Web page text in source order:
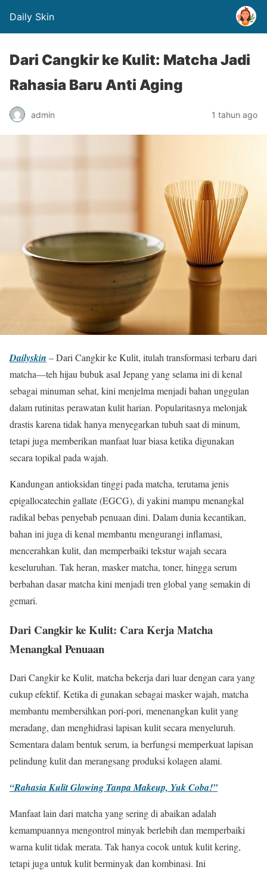
Daily Skin
Dari Cangkir ke Kulit: Matcha Jadi
Rahasia Baru Anti Aging
admin 1 tahun ago
Dailyskin – Dari Cangkir ke Kulit, itulah transformasi terbaru dari
matcha—teh hijau bubuk asal Jepang yang selama ini di kenal
sebagai minuman sehat, kini menjelma menjadi bahan unggulan
dalam rutinitas perawatan kulit harian. Popularitasnya melonjak
drastis karena tidak hanya menyegarkan tubuh saat di minum,
tetapi juga memberikan manfaat luar biasa ketika digunakan
secara topikal pada wajah.
Kandungan antioksidan tinggi pada matcha, terutama jenis
epigallocatechin gallate (EGCG), di yakini mampu menangkal
radikal bebas penyebab penuaan dini. Dalam dunia kecantikan,
bahan ini juga di kenal membantu mengurangi inflamasi,
mencerahkan kulit, dan memperbaiki tekstur wajah secara
keseluruhan. Tak heran, masker matcha, toner, hingga serum
berbahan dasar matcha kini menjadi tren global yang semakin di
gemari.
Dari Cangkir ke Kulit: Cara Kerja Matcha
Menangkal Penuaan
Dari Cangkir ke Kulit, matcha bekerja dari luar dengan cara yang
cukup efektif. Ketika di gunakan sebagai masker wajah, matcha
membantu membersihkan pori-pori, menenangkan kulit yang
meradang, dan menghidrasi lapisan kulit secara menyeluruh.
Sementara dalam bentuk serum, ia berfungsi memperkuat lapisan
pelindung kulit dan merangsang produksi kolagen alami.
“Rahasia Kulit Glowing Tanpa Makeup, Yuk Coba!”
Manfaat lain dari matcha yang sering di abaikan adalah
kemampuannya mengontrol minyak berlebih dan memperbaiki
warna kulit tidak merata. Tak hanya cocok untuk kulit kering,
tetapi juga untuk kulit berminyak dan kombinasi. Ini